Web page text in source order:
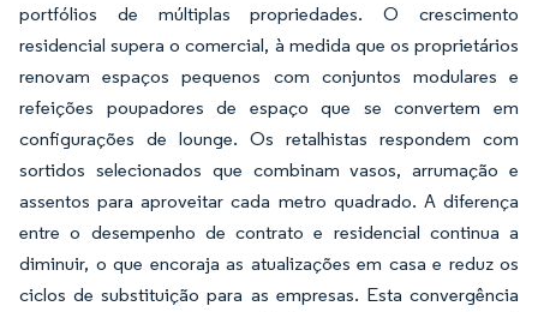
portfólios de múltiplas propriedades. O crescimento
residencial supera o comercial, à medida que os proprietários
renovam espaços pequenos com conjuntos modulares e
refeições poupadores de espaço que se convertem em
configurações de lounge. Os retalhistas respondem com
sortidos selecionados que combinam vasos, arrumação e
assentos para aproveitar cada metro quadrado. A diferença
entre o desempenho de contrato e residencial continua a
diminuir, o que encoraja as atualizações em casa e reduz os
ciclos de substituição para as empresas. Esta convergência